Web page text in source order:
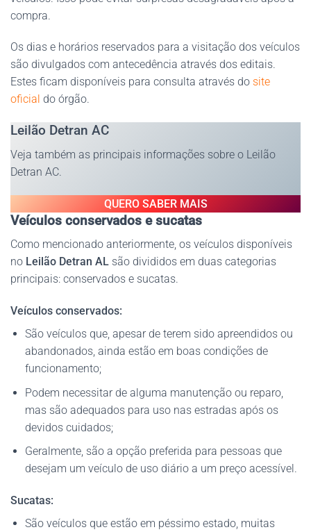
compra.
Os dias e horários reservados para a visitação dos veículos
são divulgados com antecedência através dos editais.
Estes ficam disponíveis para consulta através do site
oficial do órgão.
Leilão Detran AC
Veja também as principais informações sobre o Leilão
Detran AC.
QUERO SABER MAIS
Veículos conservados e sucatas
Como mencionado anteriormente, os veículos disponíveis
no Leilão Detran AL são divididos em duas categorias
principais: conservados e sucatas.
Veículos conservados:
São veículos que, apesar de terem sido apreendidos ou
abandonados, ainda estão em boas condições de
funcionamento;
Podem necessitar de alguma manutenção ou reparo,
mas são adequados para uso nas estradas após os
devidos cuidados;
Geralmente, são a opção preferida para pessoas que
desejam um veículo de uso diário a um preço acessível.
Sucatas:
São veículos que estão em péssimo estado, muitas